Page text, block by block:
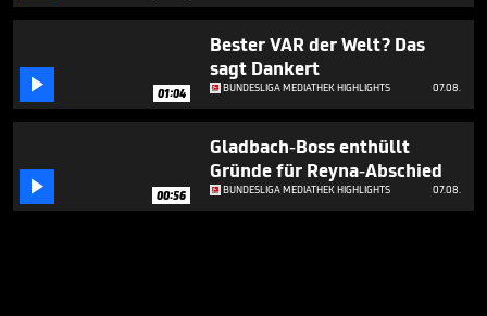
 01:04
Bester VAR der Welt? Das
sagt Dankert
BUNDESLIGA MEDIATHEK HIGHLIGHTS 07.08.
 00:56
Gladbach-Boss enthüllt
Gründe für Reyna-Abschied
BUNDESLIGA MEDIATHEK HIGHLIGHTS 07.08.